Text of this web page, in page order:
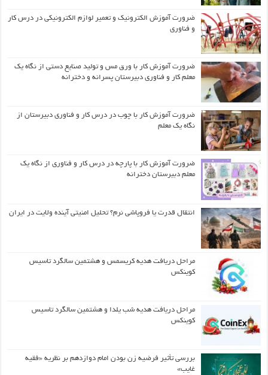
ضرورت آموزش الکترونیک و تعمیر لوازم الکترونیکی در درس کار
و فناوری
ضرورت آموزش کار با ورق مس و تولید صنایع دستی از نگاه یک
معلم کار و فناوری دبیرستان پسرانه و دخترانه
ضرورت آموزش کار با چوب در درس کار و فناوری دبیرستان از
نگاه یک معلم
ضرورت آموزش کار با پارچه در درس کار و فناوری از نگاه یک
معلم دبیرستان دخترانه
انتقال قدرت یا فروپاشی نرم؟ تحلیل امنیتی آینده ولایت در ایران
مراحل دریافت هدیه کریسمس و هشتمین سالگرد تاسیس
کوینکس
مراحل دریافت هدیه شب یلدا و هشتمین سالگرد تاسیس
کوینکس
بررسی تأثیر فرضیه زن بودن امام دوازدهم بر نظریه «فقیه
غایب»